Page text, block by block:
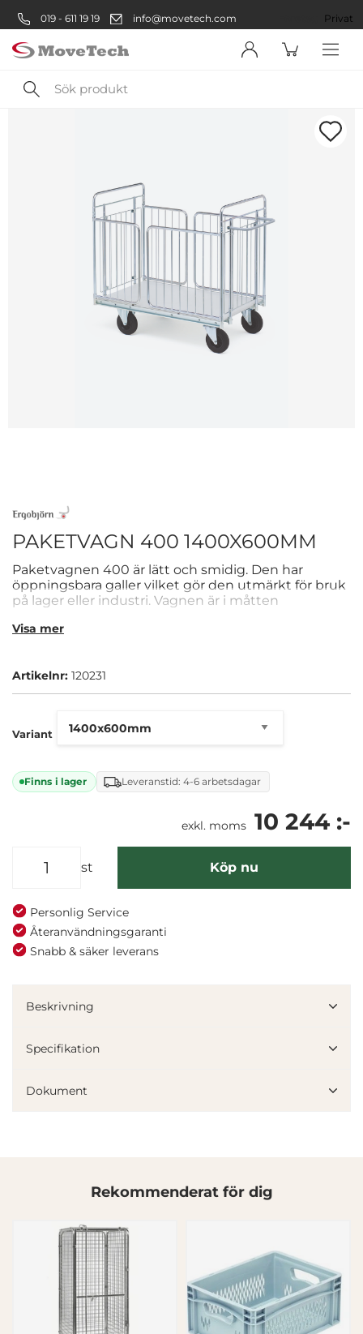
och annonserna till användarna, tillhandahålla funktioner
för sociala medier och analysera vår trafik. Vi
vidarebefordrar även sådana identifierare och annan
information från din enhet till de sociala medier och
annons- och analysföretag som vi samarbetar med.
Dessa kan i sin tur kombinera informationen med annan
019 - 611 19 19 info@movetech.com Privat
Sök
produkt
PAKETVAGN 400 1400X600MM
Paketvagnen 400 är lätt och smidig. Den har
öppningsbara galler vilket gör den utmärkt för bruk
på lager eller industri. Vagnen är i måtten
Visa mer
Artikelnr: 120231
Variant
Finns i lager Leveranstid: 4-6 arbetsdagar
exkl. moms 10 244 :-
st Köp nu
Personlig Service
Återanvändningsgaranti
Snabb & säker leverans
Beskrivning
Specifikation
Dokument
Rekommenderat för dig
Företag
Privatperson